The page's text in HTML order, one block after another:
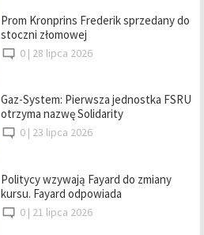
Prom Kronprins Frederik sprzedany do
stoczni złomowej
0 | 28 lipca 2026
Gaz-System: Pierwsza jednostka FSRU
otrzyma nazwę Solidarity
0 | 23 lipca 2026
Politycy wzywają Fayard do zmiany
kursu. Fayard odpowiada
0 | 21 lipca 2026